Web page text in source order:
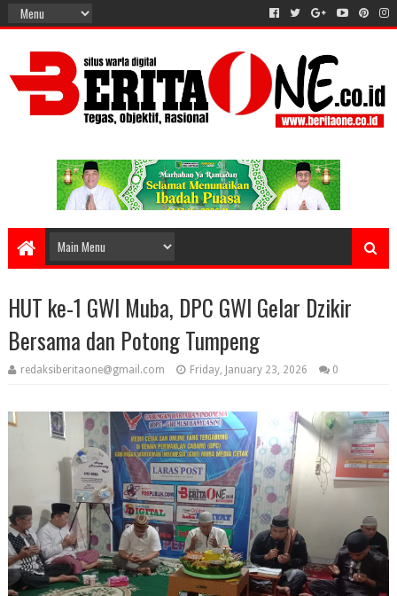
HUT ke-1 GWI Muba, DPC GWI Gelar Dzikir
Bersama dan Potong Tumpeng
redaksiberitaone@gmail.com Friday, January 23, 2026 0